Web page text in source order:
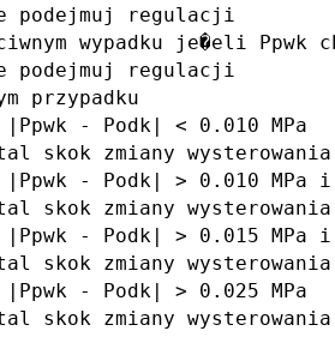
regulacji
wypadku je�eli Ppwk
regulacji
przypadku
- Podk| < 0.010 MPa
zmiany wysterowania
- Podk| > 0.010 MPa i
zmiany wysterowania
- Podk| > 0.015 MPa i
zmiany wysterowania
- Podk| > 0.025 MPa
zmiany wysterowania